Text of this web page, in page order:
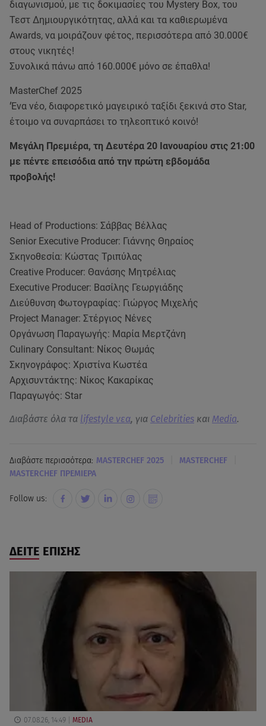
διαγωνισμού, με τις δοκιμασίες του Mystery Box, του
Τεστ Δημιουργικότητας, αλλά και τα καθιερωμένα
Awards, να μοιράζουν φέτος, περισσότερα από 30.000€
στους νικητές!
Συνολικά πάνω από 160.000€ μόνο σε έπαθλα!
MasterChef 2025
‘Ένα νέο, διαφορετικό μαγειρικό ταξίδι ξεκινά στο Star,
έτοιμο να συναρπάσει το τηλεοπτικό κοινό!
Μεγάλη Πρεμιέρα, τη Δευτέρα 20 Ιανουαρίου στις 21:00
με πέντε επεισόδια από την πρώτη εβδομάδα
προβολής!
Head of Productions: Σάββας Βέλλας
Senior Executive Producer: Γιάννης Θηραίος
Σκηνοθεσία: Κώστας Τριπύλας
Creative Producer: Θανάσης Μητρέλιας
Executive Producer: Βασίλης Γεωργιάδης
Διεύθυνση Φωτογραφίας: Γιώργος Μιχελής
Project Manager: Στέργιος Νένες
Οργάνωση Παραγωγής: Μαρία Μερτζάνη
Culinary Consultant: Νίκος Θωμάς
Σκηνογράφος: Χριστίνα Κωστέα
Αρχισυντάκτης: Νίκος Κακαρίκας
Παραγωγός: Star
Διαβάστε όλα τα lifestyle νεα, για Celebrities και Media.
Διαβάστε περισσότερα: MASTERCHEF 2025 MASTERCHEF
MASTERCHEF ΠΡΕΜΙΕΡΑ
Follow us:
ΔΕΙΤΕ ΕΠΙΣΗΣ
07.08.26, 14:49 MEDIA